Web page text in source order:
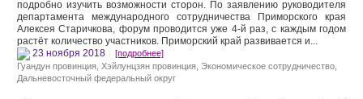
подробно изучить возможности сторон. По заявлению руководителя
департамента международного сотрудничества Приморского края
Алексея Старичкова, форум проводится уже 4-й раз, с каждым годом
растёт количество участников. Приморский край развивается и...
23 ноября 2018 [подробнее]
Гуандун провинция Хэйлунцзян провинция Экономическое сотрудничество
Дальневосточный федеральный округ